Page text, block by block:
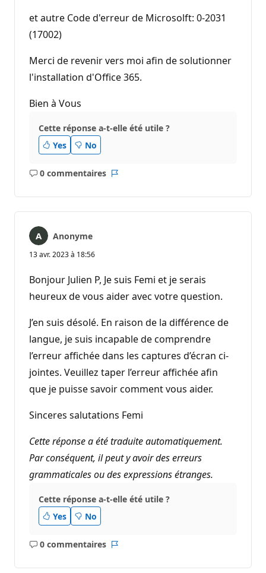
et autre Code d'erreur de Microsolft: 0-2031
(17002)
Merci de revenir vers moi afin de solutionner
l'installation d'Office 365.
Bien à Vous
Cette réponse a-t-elle été utile ?
Yes
No
0 commentaires
Aucun
Rapport
Anonyme
13 avr. 2023 à 18:56
Bonjour Julien P, Je suis Femi et je serais
heureux de vous aider avec votre question.
J’en suis désolé. En raison de la différence de
langue, je suis incapable de comprendre
l’erreur affichée dans les captures d’écran ci-
jointes. Veuillez taper l’erreur affichée afin
que je puisse savoir comment vous aider.
Sinceres salutations Femi
Cette réponse a été traduite automatiquement.
Par conséquent, il peut y avoir des erreurs
grammaticales ou des expressions étranges.
Cette réponse a-t-elle été utile ?
Yes
No
0 commentaires
Aucun
Rapport